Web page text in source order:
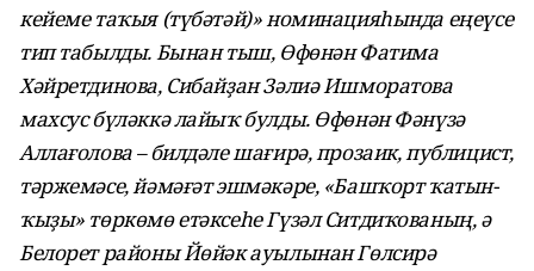
кейеме таҡыя (түбәтәй)» номинацияһында еңеүсе
тип табылды. Бынан тыш, Өфөнән Фатима
Хәйретдинова, Сибайҙан Зәлиә Ишморатова
махсус бүләккә лайыҡ булды. Өфөнән Фәнүзә
Аллағолова – билдәле шағирә, прозаик, публицист,
тәржемәсе, йәмәғәт эшмәкәре, «Башҡорт ҡатын-
ҡыҙы» төркөмө етәксеһе Гүзәл Ситдиҡованың, ә
Белорет районы Йөйәк ауылынан Гөлсирә